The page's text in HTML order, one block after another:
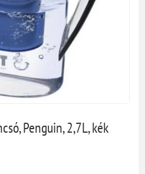
Penguin, 2,7L, kék